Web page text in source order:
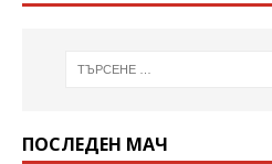
ПОСЛЕДЕН МАЧ